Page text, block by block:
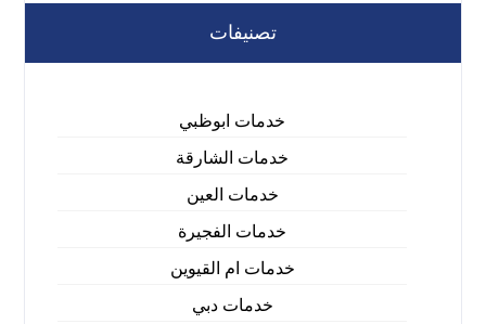
تصنيفات
خدمات ابوظبي
خدمات الشارقة
خدمات العين
خدمات الفجيرة
خدمات ام القيوين
خدمات دبي